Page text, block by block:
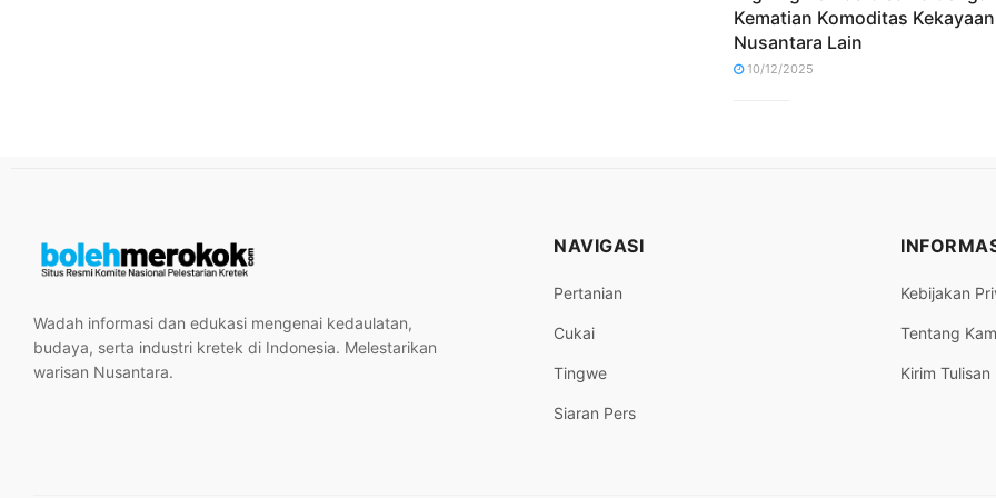
Kematian Komoditas Kekayaan
Nusantara Lain
10/12/2025
Wadah informasi dan edukasi mengenai kedaulatan,
budaya, serta industri kretek di Indonesia. Melestarikan
warisan Nusantara.
NAVIGASI
Pertanian
Cukai
Tingwe
Siaran Pers
Kebijakan
Tentang
Kirim Tulisan